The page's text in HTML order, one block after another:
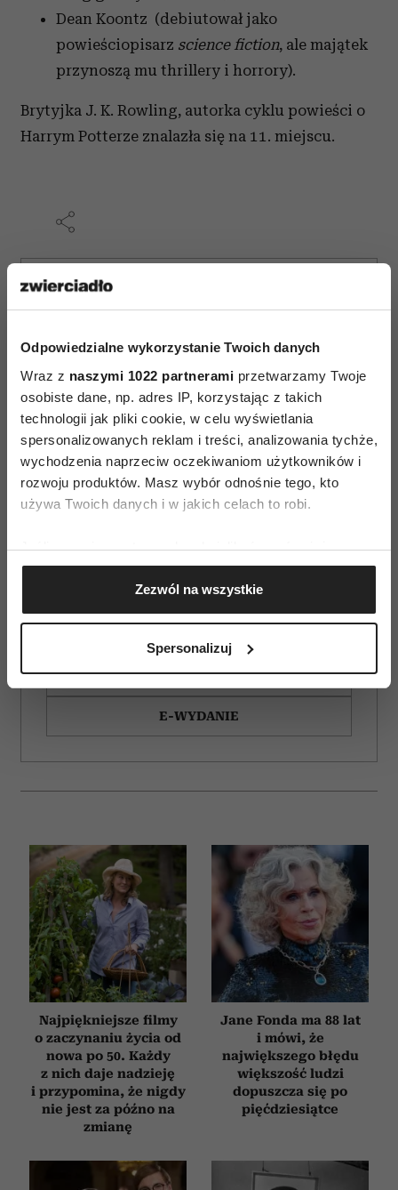
Odpowiedzialne wykorzystanie Twoich danych
Wraz z naszymi 1022 partnerami przetwarzamy Twoje
osobiste dane, np. adres IP, korzystając z takich
technologii jak pliki cookie, w celu wyświetlania
spersonalizowanych reklam i treści, analizowania tychże,
wychodzenia naprzeciw oczekiwaniom użytkowników i
rozwoju produktów. Masz wybór odnośnie tego, kto
używa Twoich danych i w jakich celach to robi.
Jeśli wyrazisz na to zgodę, chcielibyśmy również:
Gromadzić dane dotyczące Twojej lokalizacji
geograficznej z dokładnością nawet do kilku metrów
Identyfikować Twoje urządzenie, aktywnie
(fingerprinting, czyli wirtualny odcisk palca)
dane są przetwarzane oraz ustaw własne preferencje w
. W Deklaracji plików cookie możesz
Wykorzystujemy pliki cookie do spersonalizowania treści
korzystasz z naszej witryny, udostępniamy partnerom
społecznościowym, reklamowym i analitycznym.
Partnerzy mogą połączyć te informacje z innymi danymi
otrzymanymi od Ciebie lub uzyskanymi podczas
korzystania z ich usług.
Zezwól na wszystkie
Spersonalizuj
Dean Koontz (debiutował jako
powieściopisarz science fiction, ale majątek
przynoszą mu thrillery i horrory).
Brytyjka J. K. Rowling, autorka cyklu powieści o
Harrym Potterze znalazła się na 11. miejscu.
ZAMÓW
WYDANIE DRUKOWANE
E-WYDANIE
Najpiękniejsze filmy
o zaczynaniu życia od
nowa po 50. Każdy
z nich daje nadzieję
i przypomina, że nigdy
nie jest za późno na
zmianę
Jane Fonda ma 88 lat
i mówi, że
największego błędu
większość ludzi
dopuszcza się po
pięćdziesiątce